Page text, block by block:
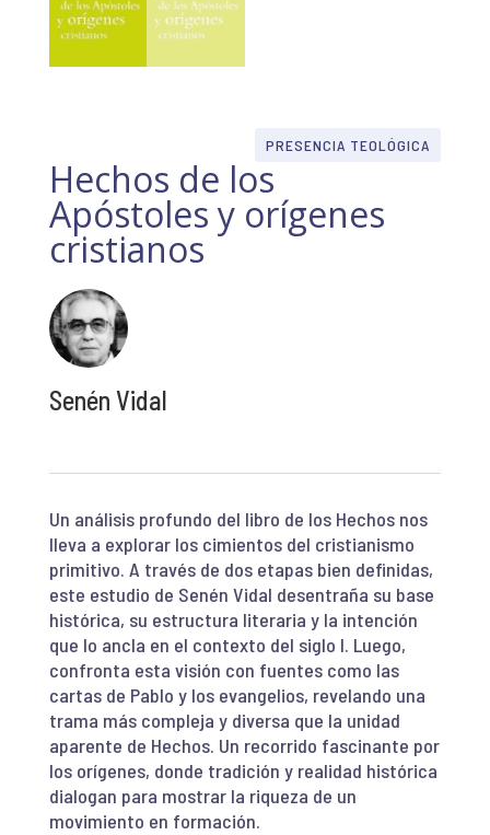
PRESENCIA TEOLÓGICA
Hechos de los
Apóstoles y orígenes
cristianos
Senén Vidal
Un análisis profundo del libro de los Hechos nos
lleva a explorar los cimientos del cristianismo
primitivo. A través de dos etapas bien definidas,
este estudio de Senén Vidal desentraña su base
histórica, su estructura literaria y la intención
que lo ancla en el contexto del siglo I. Luego,
confronta esta visión con fuentes como las
cartas de Pablo y los evangelios, revelando una
trama más compleja y diversa que la unidad
aparente de Hechos. Un recorrido fascinante por
los orígenes, donde tradición y realidad histórica
dialogan para mostrar la riqueza de un
movimiento en formación.